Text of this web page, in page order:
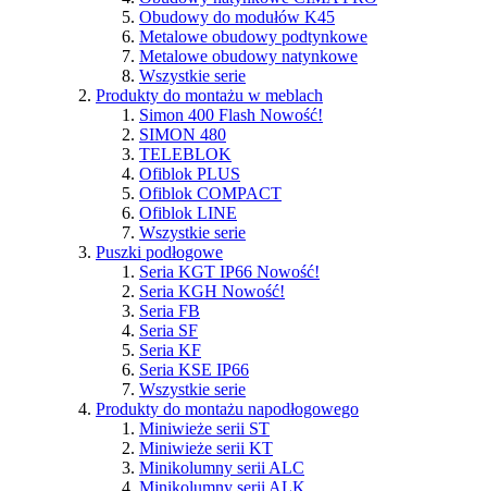
Obudowy do modułów K45
Metalowe obudowy podtynkowe
Metalowe obudowy natynkowe
Wszystkie serie
Produkty do montażu w meblach
Simon 400 Flash Nowość!
SIMON 480
TELEBLOK
Ofiblok PLUS
Ofiblok COMPACT
Ofiblok LINE
Wszystkie serie
Puszki podłogowe
Seria KGT IP66 Nowość!
Seria KGH Nowość!
Seria FB
Seria SF
Seria KF
Seria KSE IP66
Wszystkie serie
Produkty do montażu napodłogowego
Miniwieże serii ST
Miniwieże serii KT
Minikolumny serii ALC
Minikolumny serii ALK